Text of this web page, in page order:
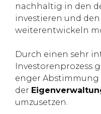
nachhaltig in den
investieren und
weiterentwickeln
Durch einen sehr
Investorenprozess
enger Abstimmung
der
umzusetzen.